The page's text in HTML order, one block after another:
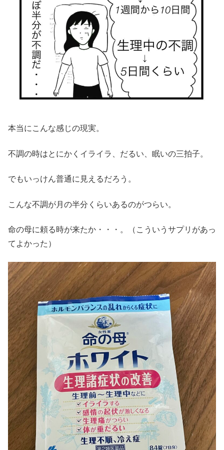
本当にこんな感じの現実。
不調の時はとにかくイライラ、だるい、眠いの三拍子。
でもいっけん普通に見えるだろう。
こんな不調が月の半分くらいあるのがつらい。
命の母に頼る時が来たか・・・。（こういうサプリがあっ
てよかった）